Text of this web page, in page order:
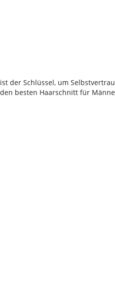
ist der Schlüssel, um
den besten Haarschnitt für